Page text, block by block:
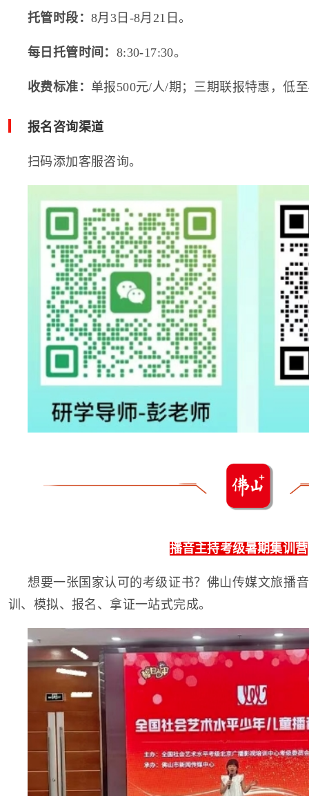
托管时段： 8月3日-8月21日。
每日托管时间： 8:30-17:30。
收费标准： 单报500元/人/期；三期联报特惠，低
报名咨询渠道
扫码添加客服咨询。
播音主持考级暑期集训营
想要一张国家认可的考级证书？佛山传媒文旅播
训、模拟、报名、拿证一站式完成。